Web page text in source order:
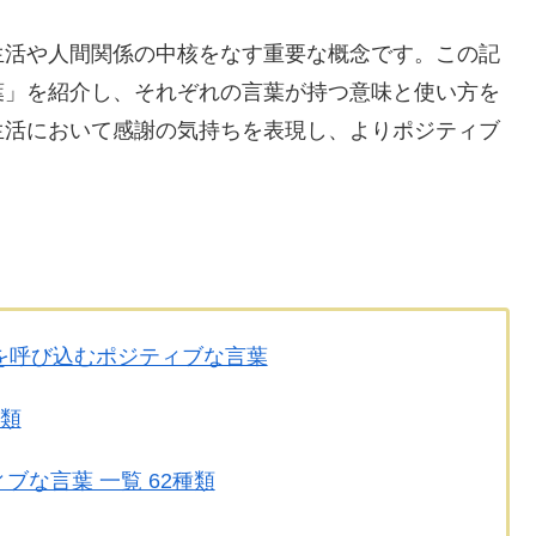
や人間関係の中核をなす重要な概念です。この記
を紹介し、それぞれの言葉が持つ意味と使い方を
において感謝の気持ちを表現し、よりポジティブ
び込むポジティブな言葉
な言葉 一覧 62種類